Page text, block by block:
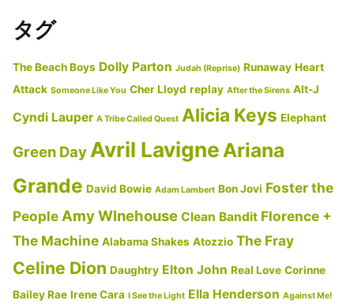
ハ
ス
Love
Is
Losing
Game/
イ
ズ・
ア・
タグ
The Beach Boys Dolly Parton Judah (Reprise) Runaway Heart
Attack Someone Like You Cher Lloyd replay After the Sirens Alt-J
Cyndi Lauper A Tribe Called Quest Alicia Keys Elephant
Green Day Avril Lavigne Ariana
Grande David Bowie Adam Lambert Bon Jovi Foster the
People Amy WInehouse Clean Bandit Florence +
The Machine Alabama Shakes Atozzio The Fray
Celine Dion Daughtry Elton John Real Love Corinne
Bailey Rae Irene Cara I See the Light Ella Henderson Against Me!